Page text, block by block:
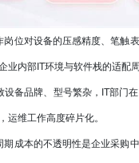
位对设备的压感精度、笔触
业内部IT环境与软件栈的适配
备品牌、型号繁杂，IT部门在
运维工作高度碎片化。
成本的不透明性是企业采购